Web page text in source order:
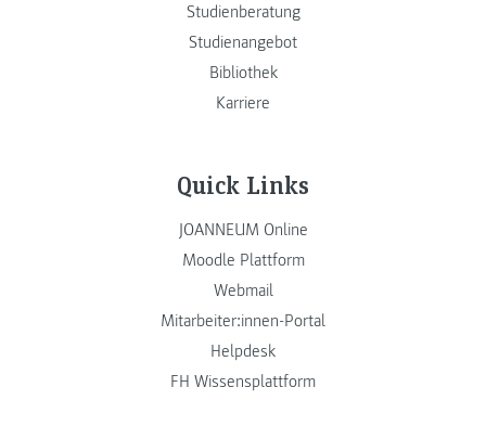
Studienberatung
Studienangebot
Bibliothek
Karriere
Quick Links
JOANNEUM Online
Moodle Plattform
Webmail
Mitarbeiter:innen-Portal
Helpdesk
FH Wissensplattform